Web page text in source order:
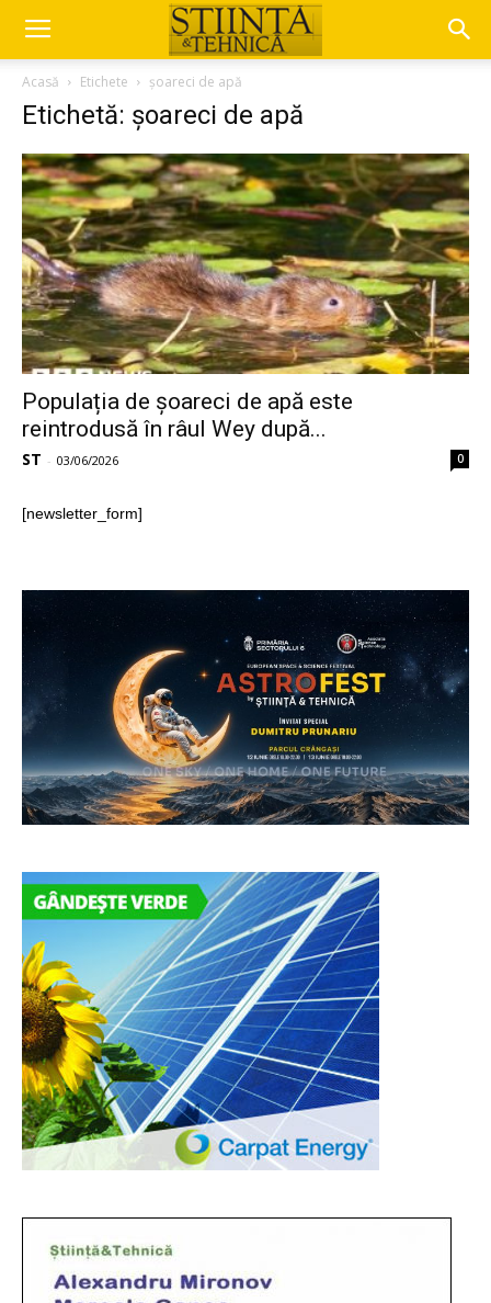
Acasă Etichete șoareci de apă
Etichetă: șoareci de apă
Populația de șoareci de apă este
reintrodusă în râul Wey după...
ST - 03/06/2026 0
[newsletter_form]